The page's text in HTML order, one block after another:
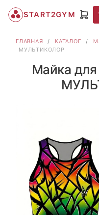
START2GYM
ГЛАВНАЯ / КАТАЛОГ /
МУЛЬТИКОЛОР
Майка